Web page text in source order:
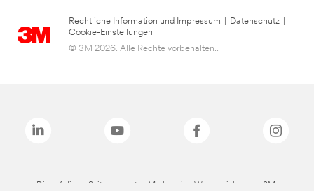
Rechtliche Information und Impressum Datenschutz
Cookie-Einstellungen
© 3M 2026. Alle Rechte vorbehalten..
Die auf dieser Seite genannten Marken sind Warenzeichen von 3M.